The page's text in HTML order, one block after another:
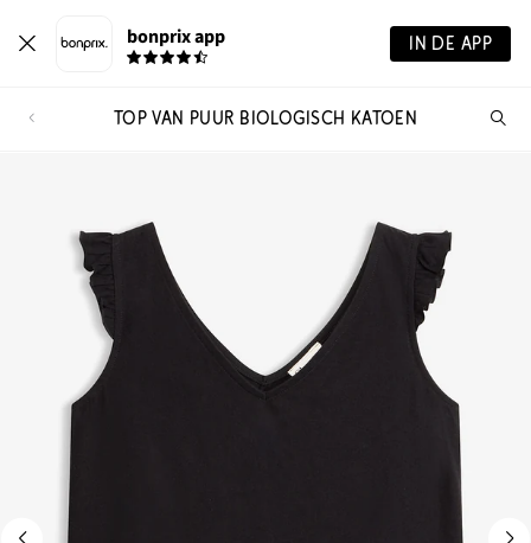
bonprix app IN DE APP
TOP VAN PUUR BIOLOGISCH KATOEN